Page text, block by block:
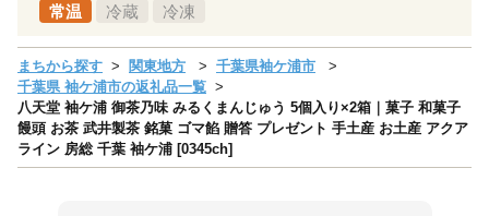
常温 冷蔵 冷凍
まちから探す 関東地方
千葉県袖ケ浦市
千葉県 袖ケ浦市の返礼品一覧
八天堂 袖ケ浦 御茶乃味 みるくまんじゅう 5個入り×2箱｜菓子 和菓子
饅頭 お茶 武井製茶 銘菓 ゴマ餡 贈答 プレゼント 手土産 お土産 アクア
ライン 房総 千葉 袖ケ浦 [0345ch]